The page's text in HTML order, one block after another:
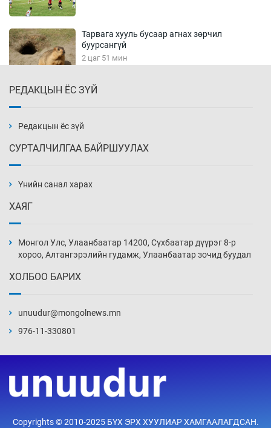
Тарвага хууль бусаар агнах зөрчил
буурсангүй
2 цаг 51 мин
3 цаг 21 мин
3 цаг 51 мин
4 цаг 21 мин
хэмжээг шинэчлэн тогтоох нь
5 цаг 21 мин
РЕДАКЦЫН ЁС ЗҮЙ
Редакцын ёс зүй
СУРТАЛЧИЛГАА БАЙРШУУЛАХ
Үнийн санал харах
ХАЯГ
Монгол Улс, Улаанбаатар 14200, Сүхбаатар дүүрэг 8-р
хороо, Алтангэрэлийн гудамж, Улаанбаатар зочид буудал
ХОЛБОО БАРИХ
unuudur@mongolnews.mn
976-11-330801
Copyrights © 2010-2025 БҮХ ЭРХ ХУУЛИАР ХАМГААЛАГДСАН.